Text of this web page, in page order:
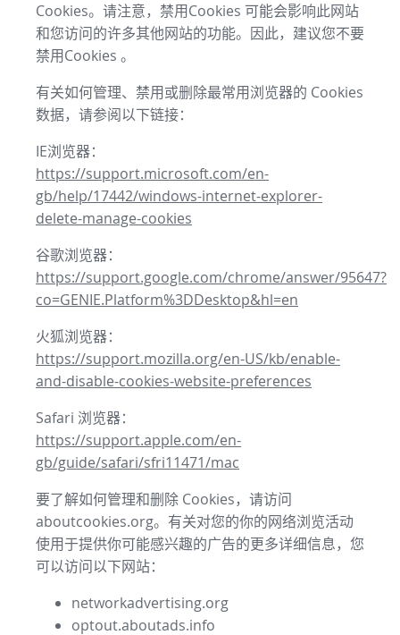
Cookies。请注意，禁用Cookies 可能会影响此网站
和您访问的许多其他网站的功能。因此，建议您不要
禁用Cookies 。
有关如何管理、禁用或删除最常用浏览器的 Cookies
数据，请参阅以下链接：
IE浏览器：
https://support.microsoft.com/en-
gb/help/17442/windows-internet-explorer-
delete-manage-cookies
谷歌浏览器：
https://support.google.com/chrome/answer/95647?
co=GENIE.Platform%3DDesktop&hl=en
火狐浏览器：
https://support.mozilla.org/en-US/kb/enable-
and-disable-cookies-website-preferences
Safari 浏览器：
https://support.apple.com/en-
gb/guide/safari/sfri11471/mac
要了解如何管理和删除 Cookies，请访问
aboutcookies.org。有关对您的你的网络浏览活动
使用于提供你可能感兴趣的广告的更多详细信息，您
可以访问以下网站：
networkadvertising.org
optout.aboutads.info